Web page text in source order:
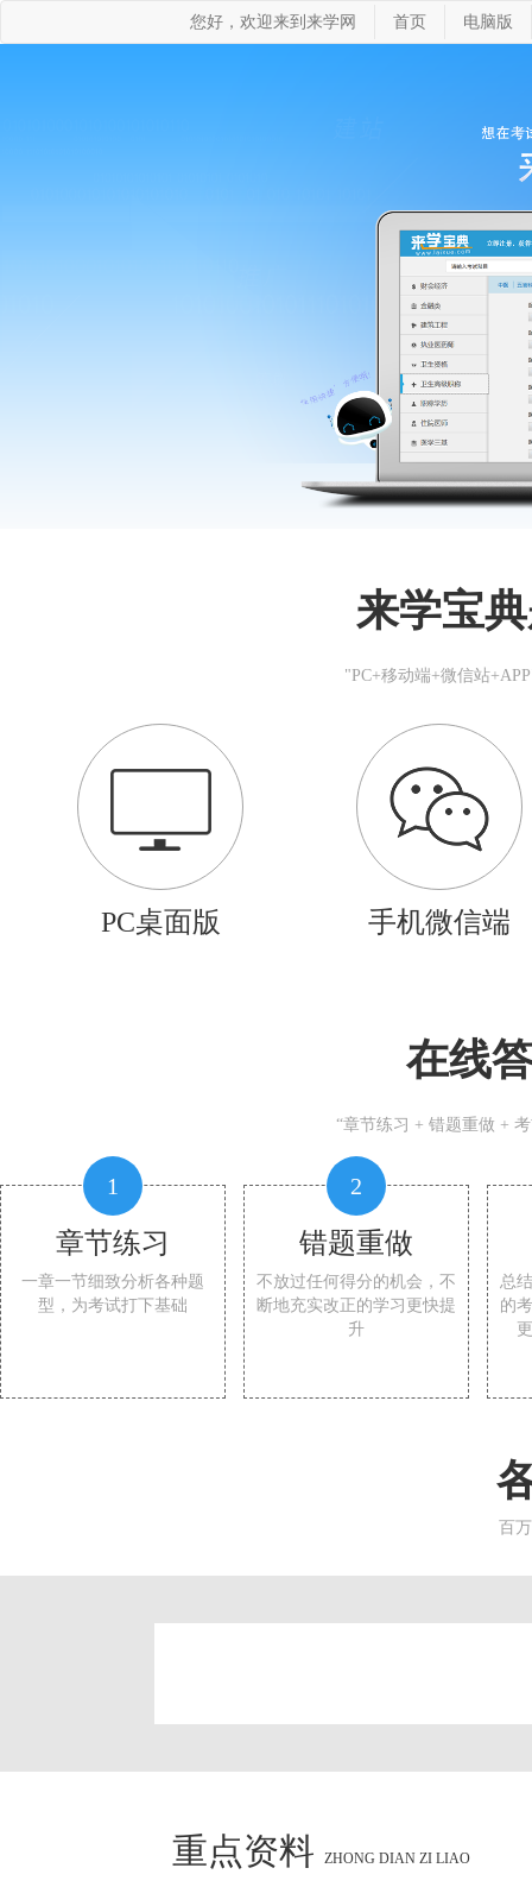
您好，欢迎来到来学网 首页 电脑版
来学宝
"PC+移动端+微信站
PC桌面版 手机微信端
在线
“章节练习 + 错题重做 +
1
章节练习
一章一节细致分析各种题
型，为考试打下基础
2
错题重做
不放过任何得分的机会，不
断地充实改正的学习更快提
升
总
的
百
重点资料 ZHONG DIAN ZI LIAO